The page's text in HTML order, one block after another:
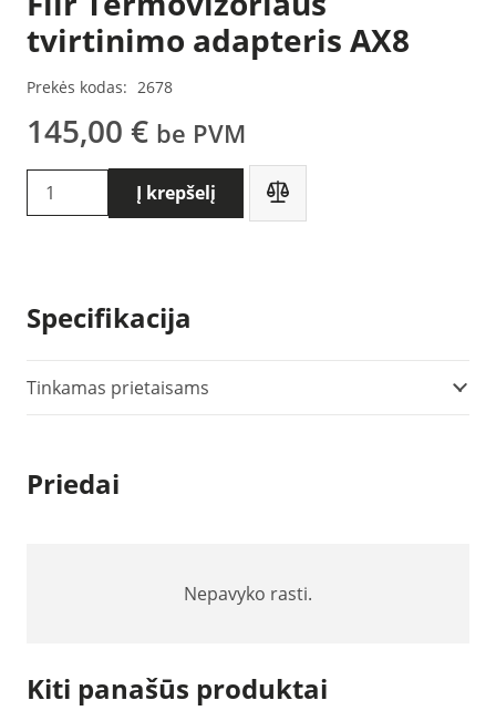
tvirtinimo adapteris AX8
Prekės kodas: 2678
145,00 € be PVM
produkto
kiekis:
adapteris
AX8
Į krepšelį
Specifikacija
Tinkamas prietaisams
Priedai
Nepavyko rasti.
Kiti panašūs produktai